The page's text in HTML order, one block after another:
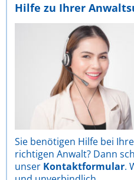
Hilfe zu Ihrer
Sie benötigen Hilfe bei
richtigen Anwalt? Dann
unser Kontaktformular.